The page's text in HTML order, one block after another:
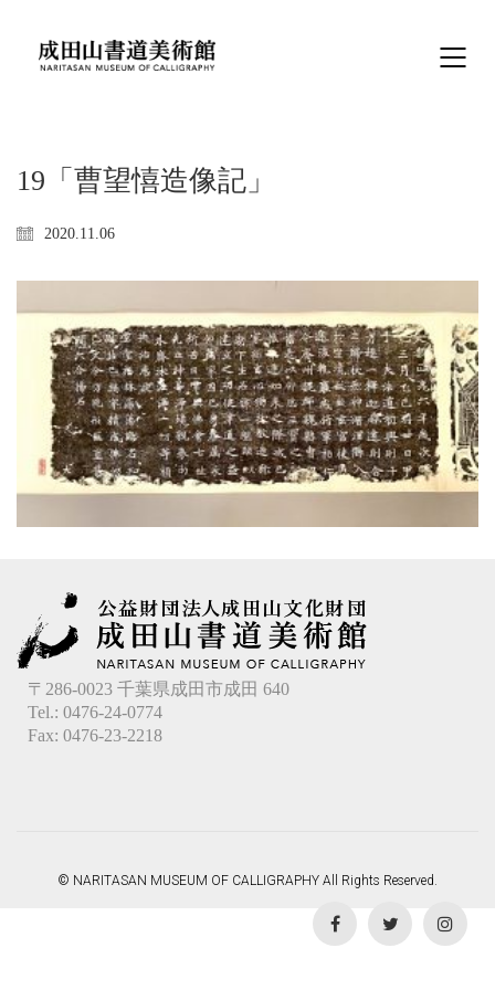
19「曹望憘造像記」
2020.11.06
〒286-0023 千葉県成田市成田 640
Tel.: 0476-24-0774
Fax: 0476-23-2218
© NARITASAN MUSEUM OF CALLIGRAPHY All Rights Reserved.